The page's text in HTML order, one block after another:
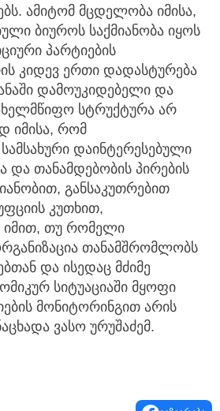
ამიტომ მცდელობა იმისა,
ბიუროს საქმიანობა იყოს
პარტიების
კიდევ ერთი დადასტურება
დამოუკიდებელი და
სტრუქტურა არ
იმისა, რომ
დაინტერესებული
და თანამდებობის პირების
განსაკუთრებით
კუთხით,
იმით, თუ რომელი
თანამშრომლობს
და ისედაც მძიმე
სიტუაციაში მყოფი
მონიტორინგით არის
ვასო ურუშაძემ.